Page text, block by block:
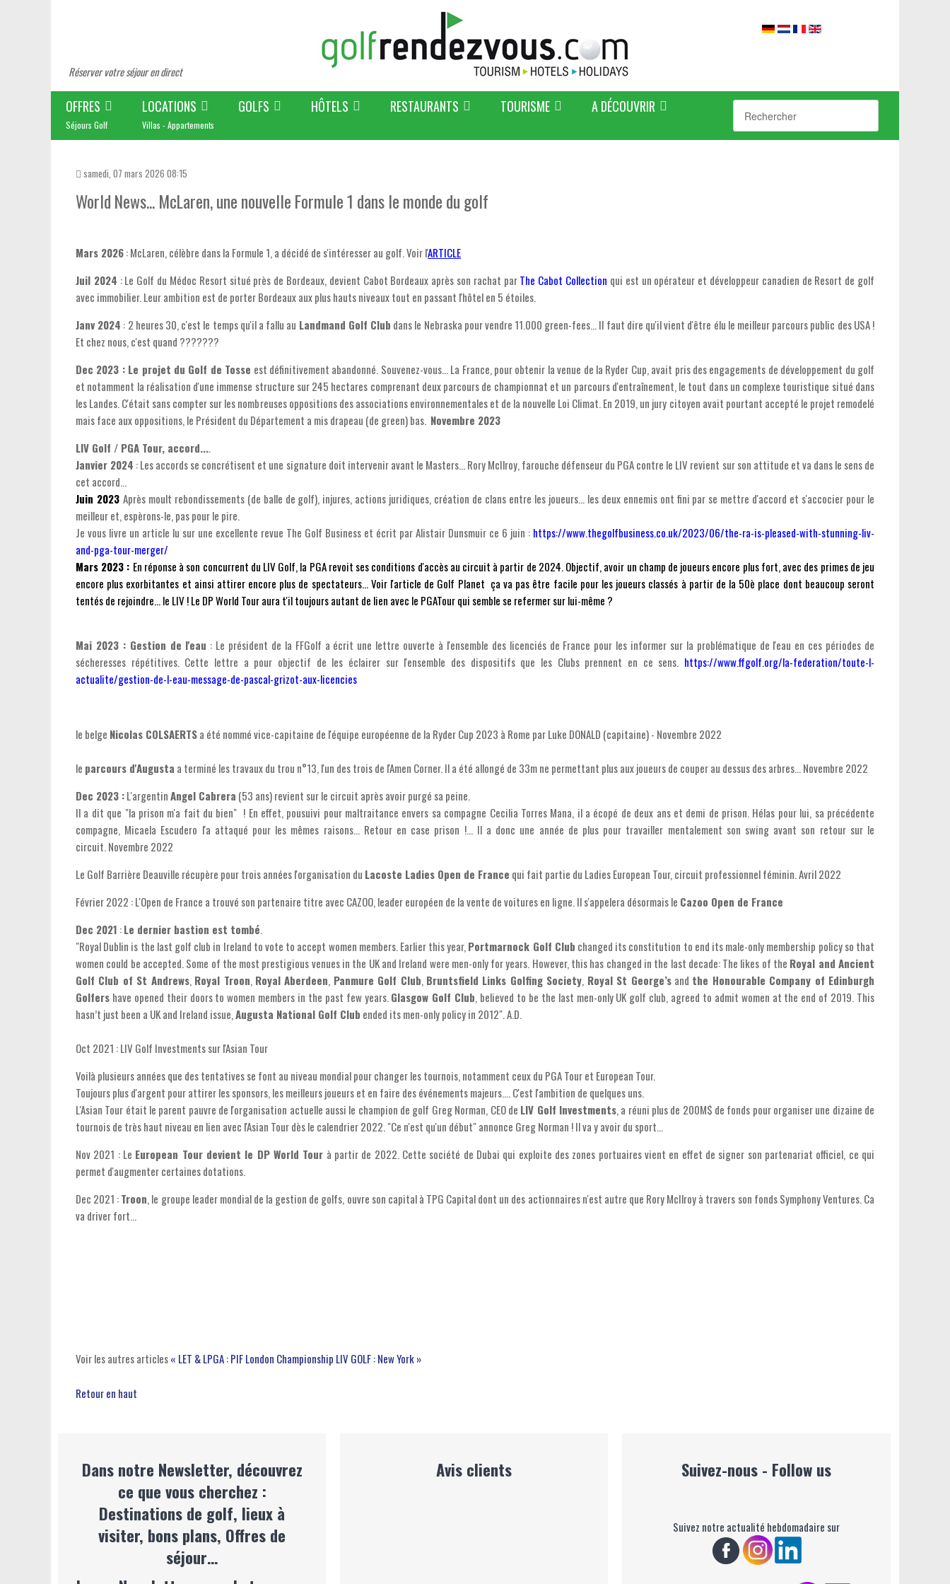
Réserver votre séjour en direct
OFFRES
Séjours Golf
LOCATIONS
Villas - Appartements
GOLFS HÔTELS RESTAURANTS TOURISME A DÉCOUVRIR
samedi, 07 mars 2026 08:15
World News... McLaren, une nouvelle Formule 1 dans le monde du golf
Mars 2026: McLaren, célèbre dans la Formule 1, a décidé de s'intéresser au golf. Voir l'ARTICLE
Juil 2024 : Le Golf du Médoc Resort situé près de Bordeaux, devient Cabot Bordeaux après son rachat parThe Cabot Collection qui est un opérateur et développeur canadien de Resort de golf
avec immobilier. Leur ambition est de porter Bordeaux aux plus hauts niveaux tout en passant l'hôtel en 5 étoiles.
Janv 2024 : 2 heures 30, c'est le temps qu'il a fallu au Landmand Golf Club dans le Nebraska pour vendre 11.000 green-fees... Il faut dire qu'il vient d'être élu le meilleur parcours public des USA !
Et chez nous, c'est quand ???????
Dec 2023 : Le projet du Golf de Tosse est définitivement abandonné. Souvenez-vous... La France, pour obtenir la venue de la Ryder Cup, avait pris des engagements de développement du golf
et notamment la réalisation d'une immense structure sur 245 hectares comprenant deux parcours de championnat et un parcours d'entraînement, le tout dans un complexe touristique situé dans
les Landes. C'était sans compter sur les nombreuses oppositions des associations environnementales et de la nouvelle Loi Climat. En 2019, un jury citoyen avait pourtant accepté le projet remodelé
mais face aux oppositions, le Président du Département a mis drapeau (de green) bas. Novembre 2023
LIV Golf / PGA Tour, accord....
Janvier 2024 : Les accords se concrétisent et une signature doit intervenir avant le Masters... Rory McIlroy, farouche défenseur du PGA contre le LIV revient sur son attitude et va dans le sens de
cet accord...
Juin 2023 Après moult rebondissements (de balle de golf), injures, actions juridiques, création de clans entre les joueurs... les deux ennemis ont fini par se mettre d'accord et s'accocier pour le
meilleur et, espèrons-le, pas pour le pire.
Je vous livre un article lu sur une excellente revue The Golf Business et écrit par Alistair Dunsmuir ce 6 juin : https://www.thegolfbusiness.co.uk/2023/06/the-ra-is-pleased-with-stunning-liv-
and-pga-tour-merger/
Mars 2023 : En réponse à son concurrent du LIV Golf, la PGA revoit ses conditions d'accès au circuit à partir de 2024. Objectif, avoir un champ de joueurs encore plus fort, avec des primes de jeu
encore plus exorbitantes et ainsi attirer encore plus de spectateurs... Voir l'article de Golf Planet ça va pas être facile pour les joueurs classés à partir de la 50è place dont beaucoup seront
tentés de rejoindre... le LIV ! Le DP World Tour aura t'il toujours autant de lien avec le PGATour qui semble se refermer sur lui-même ?
Mai 2023 : Gestion de l'eau : Le président de la FFGolf a écrit une lettre ouverte à l'ensemble des licenciés de France pour les informer sur la problématique de l'eau en ces périodes de
sécheresses répétitives. Cette lettre a pour objectif de les éclairer sur l'ensemble des dispositifs que les Clubs prennent en ce sens. https://www.ffgolf.org/la-federation/toute-l-
actualite/gestion-de-l-eau-message-de-pascal-grizot-aux-licencies
le belge Nicolas COLSAERTSa été nommé vice-capitaine de l'équipe européenne de la Ryder Cup 2023 à Rome par Luke DONALD (capitaine) - Novembre 2022
le parcours d'Augusta a terminé les travaux du trou n°13, l'un des trois de l'Amen Corner. Il a été allongé de 33m ne permettant plus aux joueurs de couper au dessus des arbres... Novembre 2022
Dec 2023 :L'argentinAngel Cabrera (53 ans) revient sur le circuit après avoir purgé sa peine.
Il a dit que "la prison m'a fait du bien" ! En effet, pousuivi pour maltraitance envers sa compagne Cecilia Torres Mana, il a écopé de deux ans et demi de prison. Hélas pour lui, sa précédente
compagne, Micaela Escudero l'a attaqué pour les mêmes raisons... Retour en case prison !... Il a donc une année de plus pour travailler mentalement son swing avant son retour sur le
circuit. Novembre 2022
Le Golf Barrière Deauville récupère pour trois années l'organisation du Lacoste Ladies Open de France qui fait partie du Ladies European Tour, circuit professionnel féminin. Avril 2022
Février 2022 : L'Open de France a trouvé son partenaire titre avec CAZOO, leader européen de la vente de voitures en ligne. Il s'appelera désormais le Cazoo Open de France
Dec 2021 :Le dernier bastion est tombé.
"Royal Dublin is the last golf club in Ireland to vote to accept women members. Earlier this year, Portmarnock Golf Club changed its constitution to end its male-only membership policy so that
women could be accepted. Some of the most prestigious venues in the UK and Ireland were men-only for years. However, this has changed in the last decade: The likes of the Royal and Ancient
Golf Club of St Andrews, Royal Troon, Royal Aberdeen, Panmure Golf Club, Bruntsfield Links Golfing Society, Royal St George’sand the Honourable Company of Edinburgh
Golfers have opened their doors to women members in the past few years. Glasgow Golf Club, believed to be the last men-only UK golf club, agreed to admit women at the end of 2019. This
hasn’t just been a UK and Ireland issue,Augusta National Golf Club ended its men-only policy in 2012". A.D.
Oct 2021 : LIV Golf Investments sur l'Asian Tour
Voilà plusieurs années que des tentatives se font au niveau mondial pour changer les tournois, notamment ceux du PGA Tour et European Tour.
Toujours plus d'argent pour attirer les sponsors, les meilleurs joueurs et en faire des événements majeurs.... C'est l'ambition de quelques uns.
L'Asian Tour était le parent pauvre de l'organisation actuelle aussi le champion de golf Greg Norman, CEO de LIV Golf Investments, a réuni plus de 200M$ de fonds pour organiser une dizaine de
tournois de très haut niveau en lien avec l'Asian Tour dès le calendrier 2022. "Ce n'est qu'un début" annonce Greg Norman ! Il va y avoir du sport...
Nov 2021 : Le European Tour devient le DP World Tour à partir de 2022. Cette société de Dubai qui exploite des zones portuaires vient en effet de signer son partenariat officiel, ce qui
permet d'augmenter certaines dotations.
Dec 2021 :Troon, le groupe leader mondial de la gestion de golfs, ouvre son capital à TPG Capital dont un des actionnaires n'est autre que Rory McIlroy à travers son fonds Symphony Ventures. Ca
va driver fort...
Voir les autres articles« LET & LPGA : PIF London Championship LIV GOLF : New York »
Retour en haut
Dans notre Newsletter, découvrez
ce que vous cherchez :
Destinations de golf, lieux à
visiter, bons plans, Offres de
séjour…
Avis clients Suivez-nous - Follow us
Suivez notre actualité hebdomadaire sur